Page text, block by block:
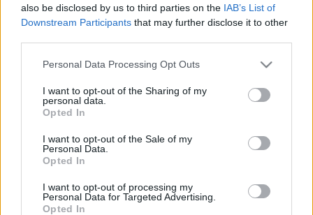
also be disclosed by us to third parties on the IAB’s List of
Downstream Participants that may further disclose it to other
Please note that this website/app uses one or more Google
not limited to your visit or usage behaviour. You may click to
grant or deny consent to Google and its third-party tags to
use your data for below specified purposes in below Google
consent section.
Personal Data Processing Opt Outs
I want to opt-out of the Sharing of my
personal data.
Opted In
I want to opt-out of the Sale of my
Personal Data.
Opted In
I want to opt-out of processing my
Personal Data for Targeted Advertising.
Opted In
ötlet #58: minimultik, akár
Akármennyire is fájhat sok embernek, a külföldi
nemhogy csökken, de inkább folyamatosan nő.
Akárhogy is nézzük, ez tény. A meglévő áruházláncok
új boltjai mellett egyre több márka jelenik meg az
országban. Persze a fővárosi és…